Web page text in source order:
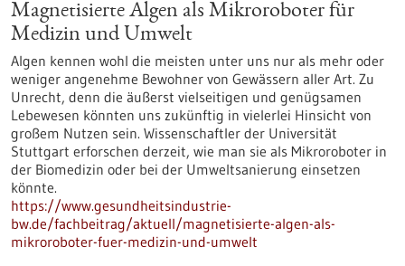
Magnetisierte Algen als Mikroroboter für
Medizin und Umwelt
Algen kennen wohl die meisten unter uns nur als mehr oder
weniger angenehme Bewohner von Gewässern aller Art. Zu
Unrecht, denn die äußerst vielseitigen und genügsamen
Lebewesen könnten uns zukünftig in vielerlei Hinsicht von
großem Nutzen sein. Wissenschaftler der Universität
Stuttgart erforschen derzeit, wie man sie als Mikroroboter in
der Biomedizin oder bei der Umweltsanierung einsetzen
könnte.
https://www.gesundheitsindustrie-
bw.de/fachbeitrag/aktuell/magnetisierte-algen-als-
mikroroboter-fuer-medizin-und-umwelt